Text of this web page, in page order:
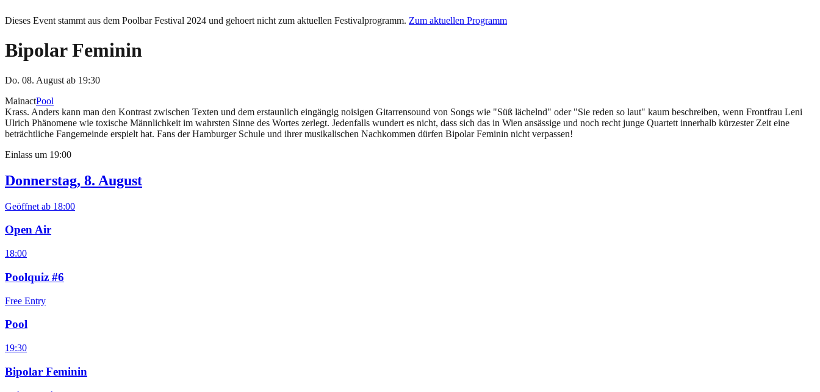
Dieses Event stammt aus dem Poolbar Festival 2024 und gehoert nicht zum aktuellen Festivalprogramm. Zum aktuellen Programm
Bipolar Feminin
Do. 08. August ab 19:30
MainactPool
Krass. Anders kann man den Kontrast zwischen Texten und dem erstaunlich eingängig noisigen Gitarrensound von Songs wie "Süß lächelnd" oder "Sie reden so laut" kaum beschreiben, wenn Frontfrau Leni
Ulrich Phänomene wie toxische Männlichkeit im wahrsten Sinne des Wortes zerlegt. Jedenfalls wundert es nicht, dass sich das in Wien ansässige und noch recht junge Quartett innerhalb kürzester Zeit eine
beträchtliche Fangemeinde erspielt hat. Fans der Hamburger Schule und ihrer musikalischen Nachkommen dürfen Bipolar Feminin nicht verpassen!
Einlass um 19:00
Donnerstag, 8. August
Geöffnet ab 18:00
Open Air
18:00
Poolquiz #6
Free Entry
Pool
19:30
Bipolar Feminin